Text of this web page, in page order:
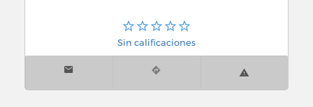
Sin calificaciones